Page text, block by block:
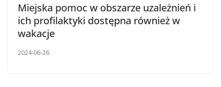
Miejska pomoc w obszarze uzależnień i
ich profilaktyki dostępna również w
wakacje
2024-06-26